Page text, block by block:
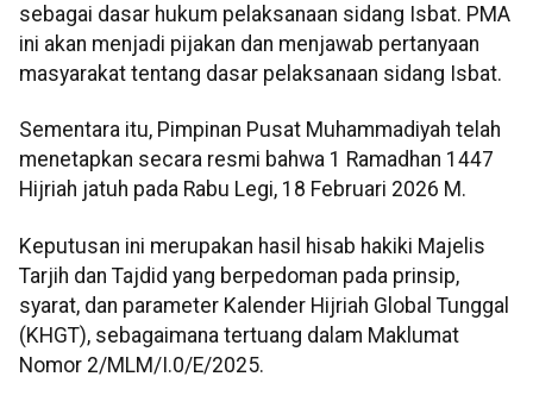
sebagai dasar hukum pelaksanaan sidang Isbat. PMA
ini akan menjadi pijakan dan menjawab pertanyaan
masyarakat tentang dasar pelaksanaan sidang Isbat.
Sementara itu, Pimpinan Pusat Muhammadiyah telah
menetapkan secara resmi bahwa 1 Ramadhan 1447
Hijriah jatuh pada Rabu Legi, 18 Februari 2026 M.
Keputusan ini merupakan hasil hisab hakiki Majelis
Tarjih dan Tajdid yang berpedoman pada prinsip,
syarat, dan parameter Kalender Hijriah Global Tunggal
(KHGT), sebagaimana tertuang dalam Maklumat
Nomor 2/MLM/I.0/E/2025.